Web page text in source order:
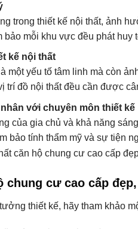
trong thiết kế nội thất, ảnh
bảo mỗi khu vực đều phát huy
kế nội thất
một yếu tố tâm linh mà còn
trí đồ nội thất đều cần được
với chuyên môn thiết kế
của gia chủ và khả năng
bảo tính thẩm mỹ và sự tiện
chung cư cao cấp
thiết kế, hãy tham khảo